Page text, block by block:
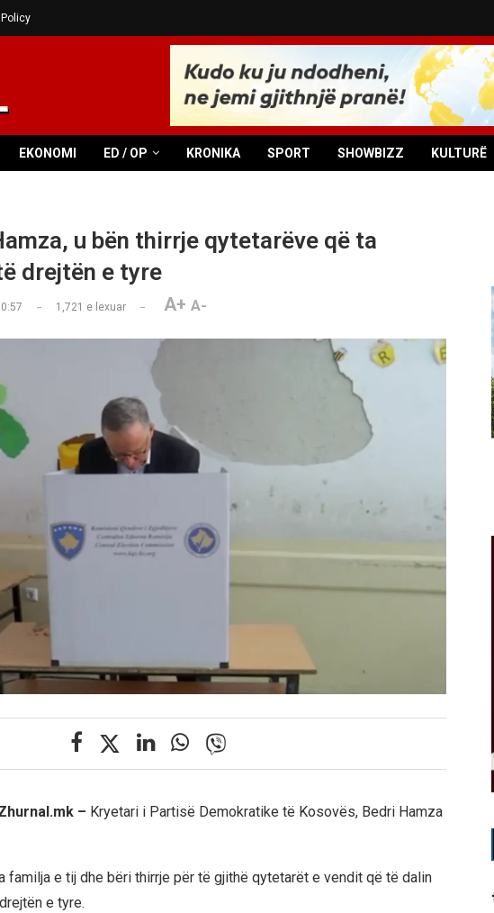
EKONOMI ED / OP KRONIKA SPORT SHOWBIZZ KULTURË
u bën thirrje qytetarëve që ta
drejtën e tyre
1,721 e lexuar A+ A-
– Kryetari i Partisë Demokratike të Kosovës, Bedri Hamza
familja e tij dhe bëri thirrje për të gjithë qytetarët e vendit që të dalin
e tyre.